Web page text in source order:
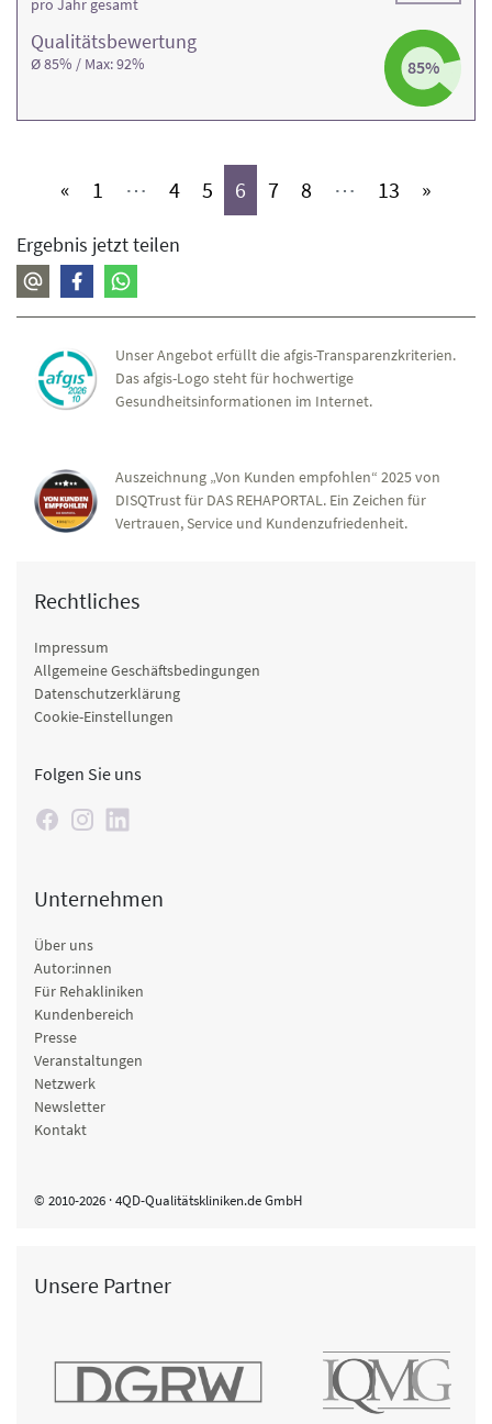
Qualitäts­bewertung
Ø 85% / Max: 92% 85%
pro Jahr gesamt
« 1 (aktiv)
⋯ 4(aktiv)
5 (aktiv)
6 (aktiv)
7(aktiv)
8 (aktiv)
⋯ 13 (aktiv)
»
Ergebnis jetzt teilen
Unser Angebot erfüllt die afgis-Transparenzkriterien.
Das afgis-Logo steht für hochwertige
Gesundheitsinformationen im Internet.
Auszeichnung „Von Kunden empfohlen“ 2025 von
DISQTrust für DAS REHAPORTAL. Ein Zeichen für
Vertrauen, Service und Kundenzufriedenheit.
Rechtliches
Impressum
Allgemeine Geschäftsbedingungen
Datenschutzerklärung
Cookie-Einstellungen
Folgen Sie uns
Unternehmen
Über uns
Autor:innen
Für Rehakliniken
Kundenbereich
Presse
Veranstaltungen
Netzwerk
Newsletter
Kontakt
© 2010-2026 · 4QD-Qualitätskliniken.de GmbH
Unsere Partner